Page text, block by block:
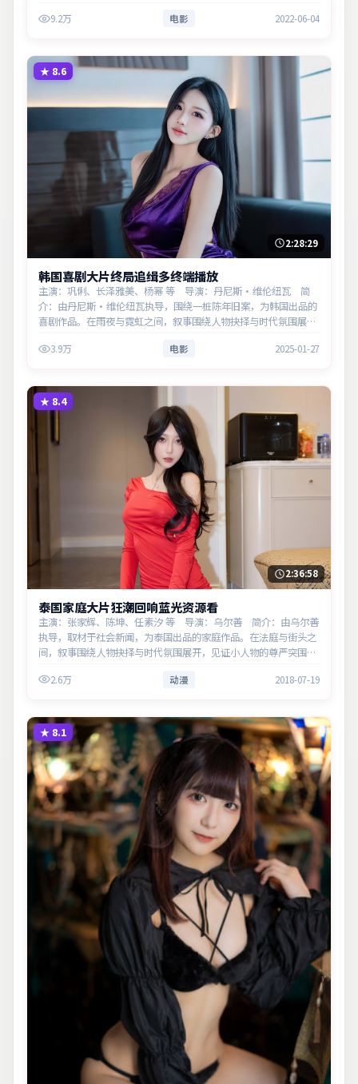
9.2万 电影 2022-06-04
★ 8.6
2:28:29
韩国喜剧大片终局追缉多终端播放
主演：巩俐、长泽雅美、杨幂 等 导演：丹尼斯·维伦纽瓦 简
介：由丹尼斯·维伦纽瓦执导，围绕一桩陈年旧案，为韩国出品的
喜剧作品。在雨夜与霓虹之间，叙事围绕人物抉择与时代氛围展
赏性与现实意义。
3.9万 电影 2025-01-27
★ 8.4
2:36:58
泰国家庭大片狂潮回响蓝光资源看
主演：张家辉、陈坤、任素汐 等 导演：乌尔善 简介：由乌尔善
执导，取材于社会新闻，为泰国出品的家庭作品。在法庭与街头之
间，叙事围绕人物抉择与时代氛围展开，见证小人物的尊严突围。
2.6万 动漫 2018-07-19
★ 8.1